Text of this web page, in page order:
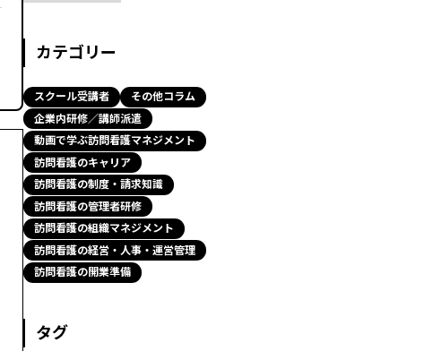
カテゴリー
スクール受講者
その他コラム
企業内研修／講師派遣
動画で学ぶ訪問看護マネジメント
訪問看護のキャリア
訪問看護の制度・請求知識
訪問看護の管理者研修
訪問看護の組織マネジメント
訪問看護の経営・人事・運営管理
訪問看護の開業準備
タグ